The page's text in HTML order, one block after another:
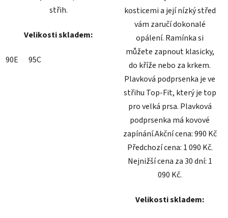
střih.
Velikosti skladem:
90E 95C
kosticemi a její nízký střed
vám zaručí dokonalé
opálení. Ramínka si
můžete zapnout klasicky,
do kříže nebo za krkem.
Plavková podprsenka je ve
střihu Top-Fit, který je top
pro velká prsa. Plavková
podprsenka má kovové
zapínání.Akční cena: 990 Kč
Předchozí cena: 1 090 Kč.
Nejnižší cena za 30 dní: 1
090 Kč.
Velikosti skladem: